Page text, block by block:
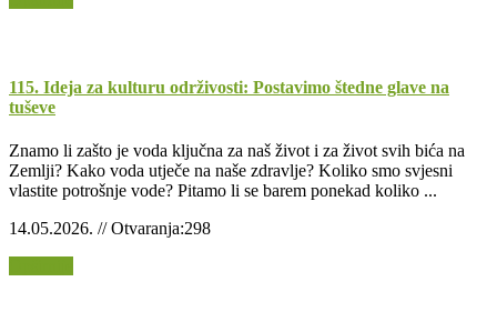
115. Ideja za kulturu održivosti: Postavimo štedne glave na
tuševe
Znamo li zašto je voda ključna za naš život i za život svih bića na
Zemlji? Kako voda utječe na naše zdravlje? Koliko smo svjesni
vlastite potrošnje vode? Pitamo li se barem ponekad koliko ...
14.05.2026. // Otvaranja:298